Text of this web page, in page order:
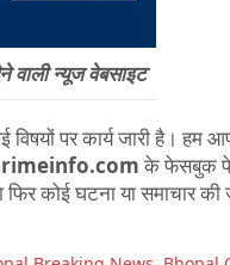
वाली न्यूज वेबसाइट
पर कार्य जारी है। हम
के फेसबुक
कोई घटना या समाचार की